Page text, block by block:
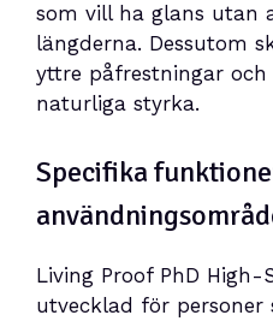
som vill ha glans utan
längderna. Dessutom
yttre påfrestningar och
naturliga styrka.
Specifika
Living Proof PhD High-
utvecklad för personer